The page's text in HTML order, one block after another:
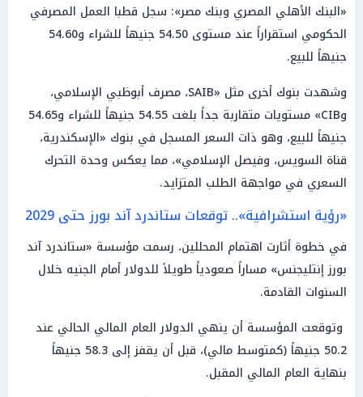
«البنك الأهلي المصري وبنك مصر»: سجل قطبا العمل المصرفي
الحكومي استقراراً عند مستوى 54.50 جنيهاً للشراء و54.60
جنيهاً للبيع.
وشهدت بنوك أخرى مثل «SAIB، مصرف أبوظبي الإسلامي،
وCIB» مستويات متقاربة جداً بلغت 54.55 جنيهاً للشراء و54.65
جنيهاً للبيع، وهو ذات السعر المسجل في بنوك «الإسكندرية،
قناة السويس، وفيصل الإسلامي»، مما يعكس وحدة التحرك
السعري في مواجهة الطلب المتزايد.
«رؤية استشرافية».. توقعات ستاندرد آند بورز حتى 2029
في خطوة أثارت اهتمام المحللين، رسمت مؤسسة «ستاندرد آند
بورز إنتليجنس» مساراً صعودياً طويلاً للدولار أمام الجنيه خلال
السنوات القادمة.
وتوقعت المؤسسة أن ينهي الدولار العام المالي الحالي عند
50.2 جنيهاً (كمتوسط مالي)، قبل أن يقفز إلى 58.3 جنيهاً
بنهاية العام المالي المقبل.